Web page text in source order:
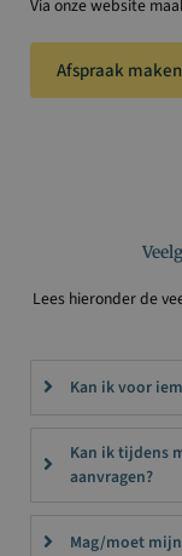
Via onze website
Afspraak maken
Lees hieronder de
Kan ik voor
Kan ik tijdens
aanvragen?
Mag/moet